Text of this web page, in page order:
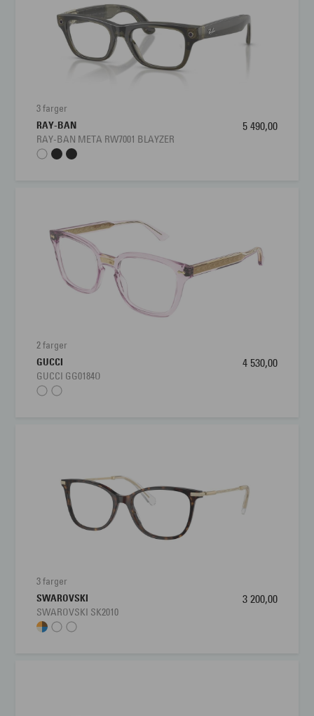
Størrelse:
Brillens bredde
Bredde glass 37 mm
Nesebro
3 farger
RAY-BAN
RAY-BAN META RW7001 BLAYZER
5 490,00
2 farger
GUCCI
GUCCI GG0184O
4 530,00
3 farger
SWAROVSKI
SWAROVSKI SK2010
3 200,00